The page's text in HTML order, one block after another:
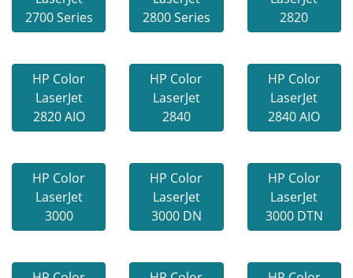
2700 Series
2800 Series
2820
HP Color
LaserJet
2820 AIO
HP Color
LaserJet
2840
HP Color
LaserJet
2840 AIO
HP Color
LaserJet
3000
HP Color
LaserJet
3000 DN
HP Color
LaserJet
3000 DTN